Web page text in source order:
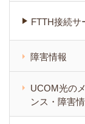
FTTH接続サ
障害情報
UCOM光の
ンス・障害